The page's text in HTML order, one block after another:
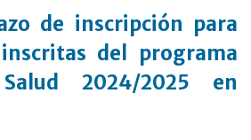
de inscripción para
del programa
2024/2025 en